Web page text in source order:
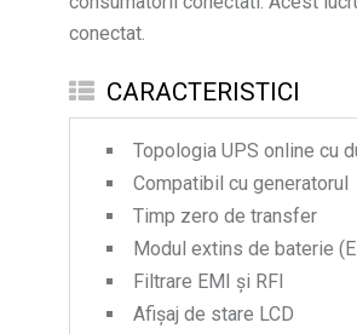
conectat.
CARACTERISTICI
Topologia UPS online cu
Compatibil cu generatorul
Timp zero de transfer
Modul extins de baterie
Filtrare EMI și RFI
Afișaj de stare LCD